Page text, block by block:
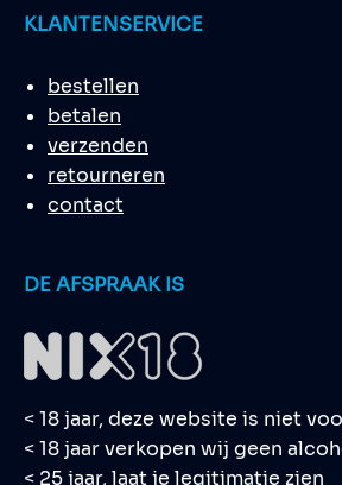
KLANTENSERVICE
bestellen
betalen
verzenden
retourneren
contact
DE AFSPRAAK IS
< 18 jaar, deze website is niet
< 18 jaar verkopen wij geen
< 25 jaar, laat je legitimatie zien